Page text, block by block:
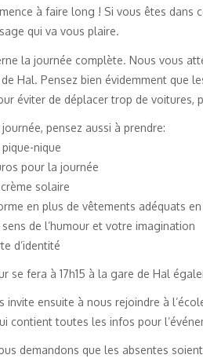
à faire long ! Si vous êtes dans
qui va vous plaire.
la journée complète. Nous vous
Hal. Pensez bien évidemment que
éviter de déplacer trop de voitures,
pensez aussi à prendre:
nique
pour la journée
solaire
en plus de vêtements adéquats
de l’humour et votre imagination
d’identité
se fera à 17h15 à la gare de Hal
invite ensuite à nous rejoindre à
contient toutes les infos pour
demandons que les absentes